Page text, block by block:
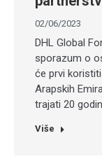
02/06/2023
DHL Global
sporazum o
će prvi
Arapskih
trajati 20
Više